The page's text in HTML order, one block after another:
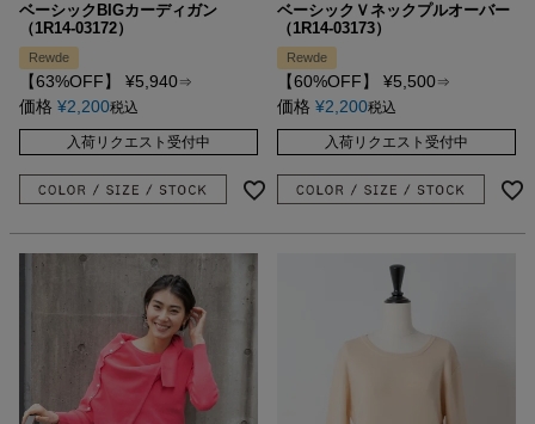
ベーシックBIGカーディガン
（1R14-03172）
Rewde
【63%OFF】 ¥5,940⇒
価格 ¥2,200税込
入荷リクエスト受付中
ベーシックＶネックプルオーバー
（1R14-03173）
Rewde
【60%OFF】 ¥5,500⇒
価格 ¥2,200税込
入荷リクエスト受付中